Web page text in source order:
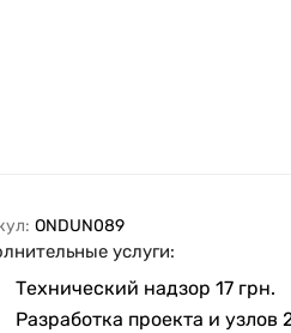
ONDUN089
услуги:
Технический надзор17 грн.
Разработка проекта и узлов